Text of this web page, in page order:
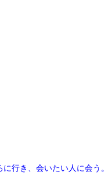
行き、会いたい人に会う。